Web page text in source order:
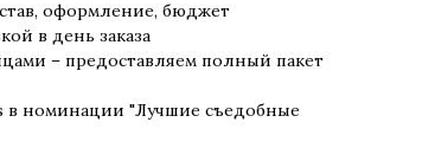
оформление, бюджет
в день заказа
– предоставляем полный пакет
в номинации "Лучшие съедобные